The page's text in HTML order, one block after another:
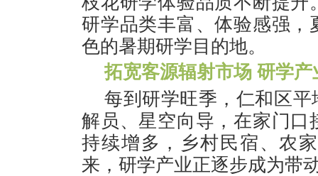
研学品类丰富、体验感强
色的暑期研学目的地。
拓宽客源辐射市场 研学
每到研学旺季，仁和区
解员、星空向导，在家门
持续增多，乡村民宿、农
来，研学产业正逐步成为带